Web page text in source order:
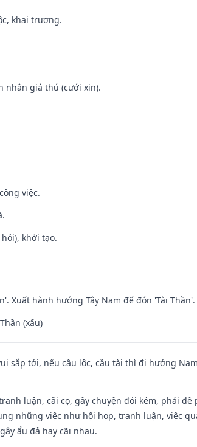
khai trương.
nhân giá thú (cưới xin).
việc.
khởi tạo.
Xuất hành hướng Tây Nam để đón 'Tài Thần'.
(xấu)
sắp tới, nếu cầu lộc, cầu tài thì đi hướng
luận, cãi cọ, gây chuyện đói kém, phải
những việc như hội họp, tranh luận, việc
ẩu đả hay cãi nhau.